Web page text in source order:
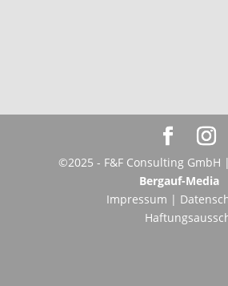
©2025 - F&F Consulting GmbH
Bergauf-Media
Impressum |